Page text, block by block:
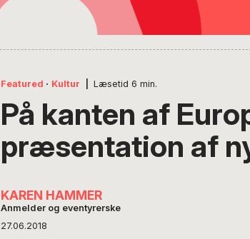
Featured · Kultur Læsetid 6 min.
På kanten af
præsentation af
KAREN HAMMER
Anmelder og eventyrerske
27.06.2018